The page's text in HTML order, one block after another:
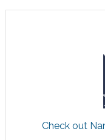
Skip
Skip
Skip
Check out